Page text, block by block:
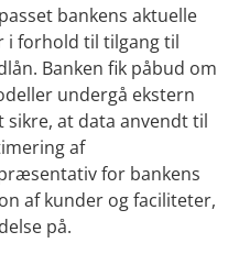
bankens aktuelle
i forhold til tilgang til
Banken fik påbud om
undergå ekstern
at data anvendt til
af
for bankens
af kunder og faciliteter,
på.